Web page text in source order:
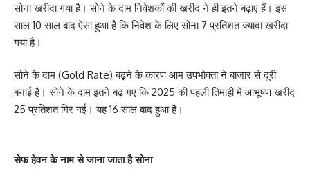
सोना खरीदा गया है। सोने के दाम निवेशकों की खरीद ने ही इतने बढ़ाए हैं। इस
साल 10 साल बाद ऐसा हुआ है कि निवेश के लिए सोना 7 प्रतिशत ज्यादा खरीदा
गया है।
सोने के दाम (Gold Rate) बढ़ने के कारण आम उपभोक्ता ने बाजार से दूरी
बनाई है। सोने के दाम इतने बढ़ गए कि 2025 की पहली तिमाही में आभूषण खरीद
25 प्रतिशत गिर गई। यह 16 साल बाद हुआ है।
सेफ हेवन के नाम से जाना जाता है सोना